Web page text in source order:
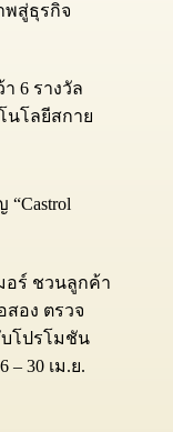
สู่ธุรกิจ
6 รางวัล
นโลยีสกาย
อร์ ชวนลูกค้า
อง ตรวจ
บโปรโมชัน
– 30 เม.ย.